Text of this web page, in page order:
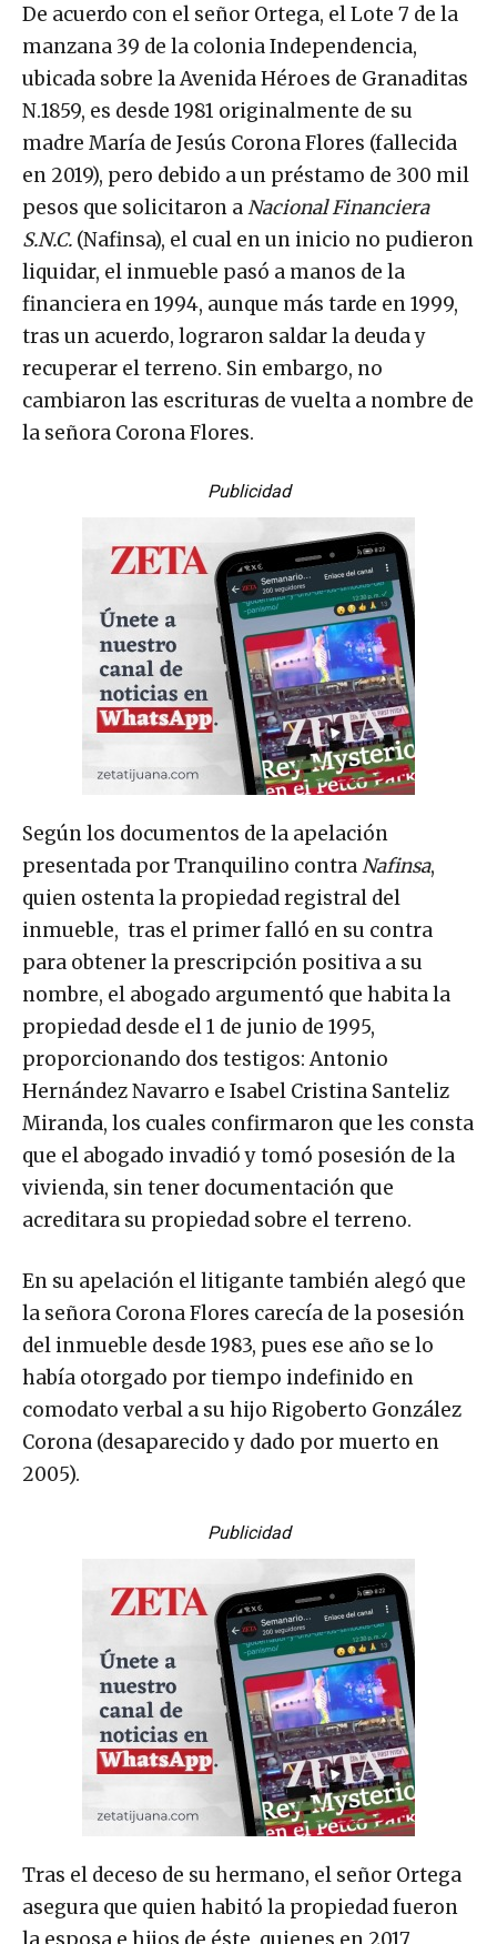
De acuerdo con el señor Ortega, el Lote 7 de la
manzana 39 de la colonia Independencia,
ubicada sobre la Avenida Héroes de Granaditas
N.1859, es desde 1981 originalmente de su
madre María de Jesús Corona Flores (fallecida
en 2019), pero debido a un préstamo de 300 mil
pesos que solicitaron aNacional Financiera
S.N.C. (Nafinsa), el cual en un inicio no pudieron
liquidar, el inmueble pasó a manos de la
financiera en 1994, aunque más tarde en 1999,
tras un acuerdo, lograron saldar la deuda y
recuperar el terreno. Sin embargo, no
cambiaron las escrituras de vuelta a nombre de
la señora Corona Flores.
Publicidad
Según los documentos de la apelación
presentada por Tranquilino contraNafinsa,
quien ostenta la propiedad registral del
inmueble, tras el primer falló en su contra
para obtener la prescripción positiva a su
nombre, el abogado argumentó que habita la
propiedad desde el 1 de junio de 1995,
proporcionando dos testigos: Antonio
Hernández Navarro e Isabel Cristina Santeliz
Miranda, los cuales confirmaron que les consta
que el abogado invadió y tomó posesión de la
vivienda, sin tener documentación que
acreditara su propiedad sobre el terreno.
En su apelación el litigante también alegó que
la señora Corona Flores carecía de la posesión
del inmueble desde 1983, pues ese año se lo
había otorgado por tiempo indefinido en
comodato verbal a su hijo Rigoberto González
Corona (desaparecido y dado por muerto en
2005).
Publicidad
Tras el deceso de su hermano, el señor Ortega
asegura que quien habitó la propiedad fueron